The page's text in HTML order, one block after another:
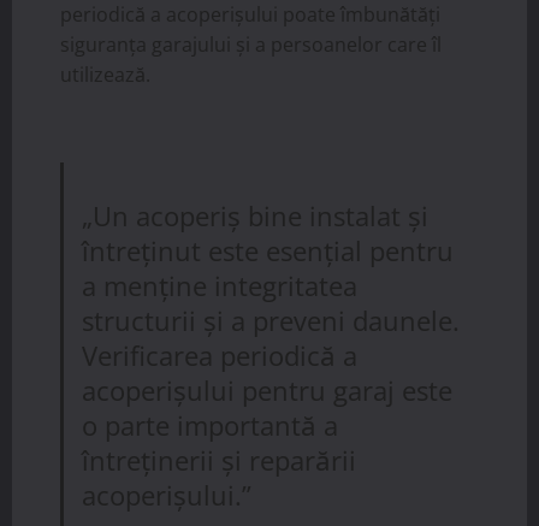
periodică a acoperișului poate îmbunătăți
siguranța garajului și a persoanelor care îl
utilizează.
„Un acoperiș bine instalat și
întreținut este esențial pentru
a menține integritatea
structurii și a preveni daunele.
Verificarea periodică a
acoperișului pentru garaj este
o parte importantă a
întreținerii și reparării
acoperișului.”